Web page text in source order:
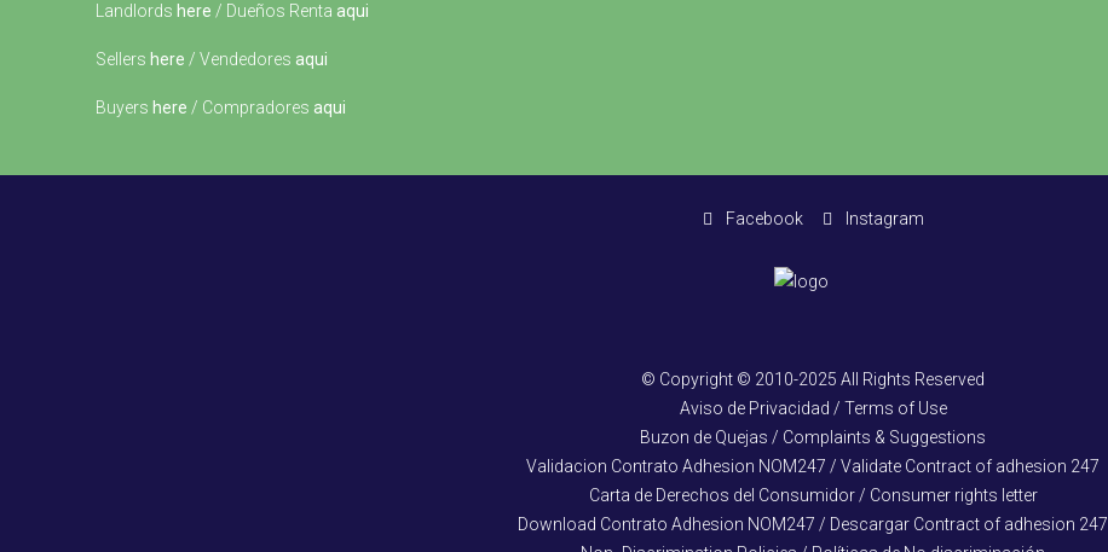
Landlords here / Dueños Renta aqui
Sellers here / Vendedores aqui
Buyers here / Compradores aqui
Facebook Instagram
© Copyright © 2010-2025 All Rights Reserved
Aviso de Privacidad / Terms of Use
Buzon de Quejas / Complaints & Suggestions
Validacion Contrato Adhesion NOM247 / Validate Contract of adhesion 247
Carta de Derechos del Consumidor / Consumer rights letter
Download Contrato Adhesion NOM247 / Descargar Contract of adhesion 247